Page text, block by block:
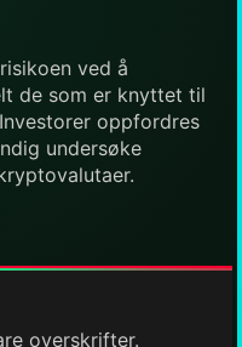
ved å
de som er knyttet til
oppfordres
undersøke
overskrifter.